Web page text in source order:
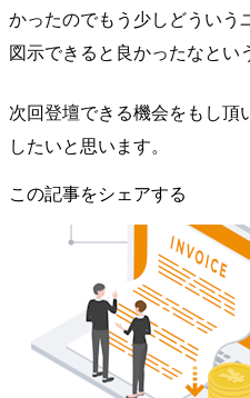
かったのでもう少しどういう
図示できると良かったなとい
次回登壇できる機会をもし
したいと思います。
この記事をシェアする